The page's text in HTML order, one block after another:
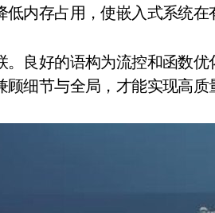
内存占用，使嵌入式系统在
良好的语构为流控和函数
细节与全局，才能实现高质